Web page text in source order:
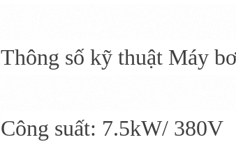
Thông số kỹ thuật Máy
Công suất: 7.5kW/ 380V